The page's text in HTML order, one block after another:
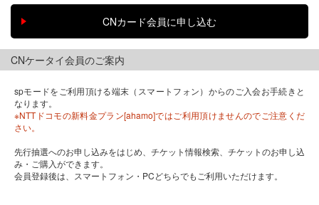
CNケータイ会員のご案内
spモードをご利用頂ける端末（スマートフォン）からのご入会お手続きと
なります。
※NTTドコモの新料金プラン[ahamo]ではご利用頂けませんのでご注意くだ
さい。
先行抽選へのお申し込みをはじめ、チケット情報検索、チケットのお申し込
み・ご購入ができます。
会員登録後は、スマートフォン・PCどちらでもご利用いただけます。